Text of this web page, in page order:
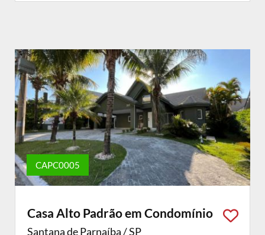
CAPC0005
Casa Alto Padrão em Condomínio
Santana de Parnaíba / SP